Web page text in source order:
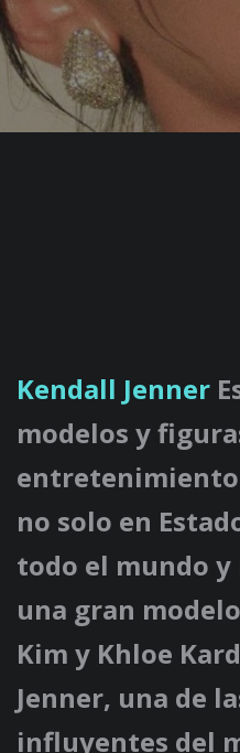
Kendall Jenner
modelos y
no solo en
todo el mundo y
una gran
Kim y Khloe
Jenner, una de
influyentes del